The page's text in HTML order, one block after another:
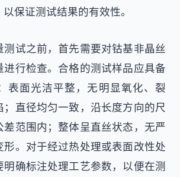
保证测试结果的有效性。
试之前，首先需要对钴基非晶丝
行检查。合格的测试样品应具备
表面光洁平整，无明显氧化、裂
直径均匀一致，沿长度方向的尺
差范围内；整体呈直丝状态，无严
形。对于经过热处理或表面改性处
确标注处理工艺参数，以便在测